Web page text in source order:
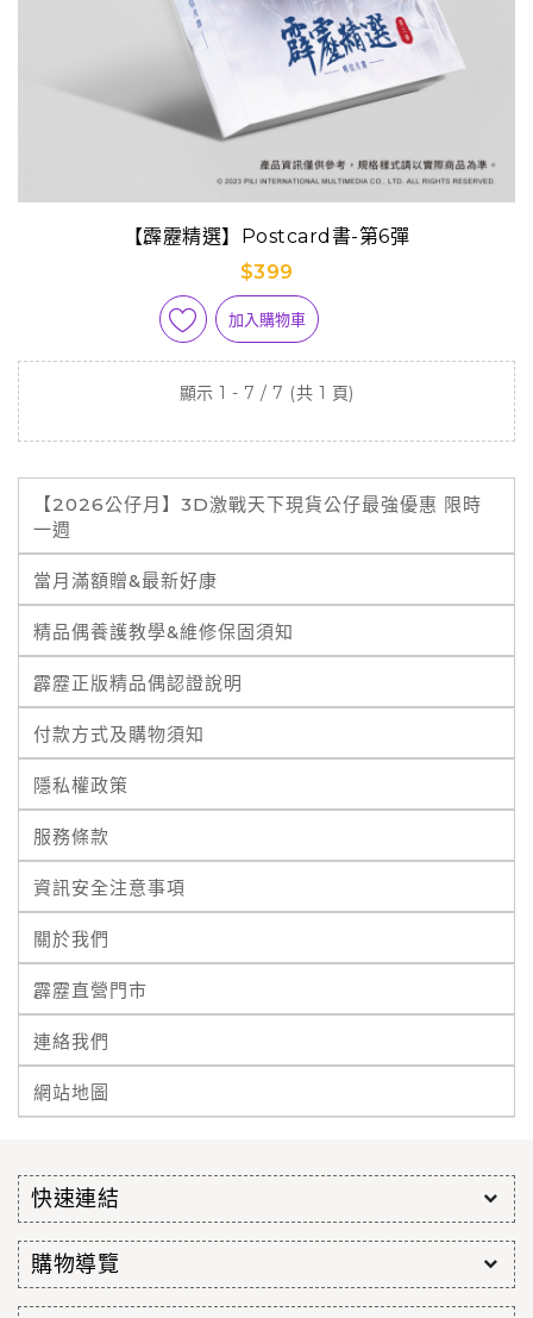
【霹靂精選】Postcard書-第6彈
$399
加入購物車
顯示 1 - 7 / 7 (共 1 頁)
【2026公仔月】3D激戰天下現貨公仔最強優惠 限時
一週
當月滿額贈&最新好康
精品偶養護教學&維修保固須知
霹靂正版精品偶認證說明
付款方式及購物須知
隱私權政策
服務條款
資訊安全注意事項
關於我們
霹靂直營門市
連絡我們
網站地圖
快速連結
購物導覽